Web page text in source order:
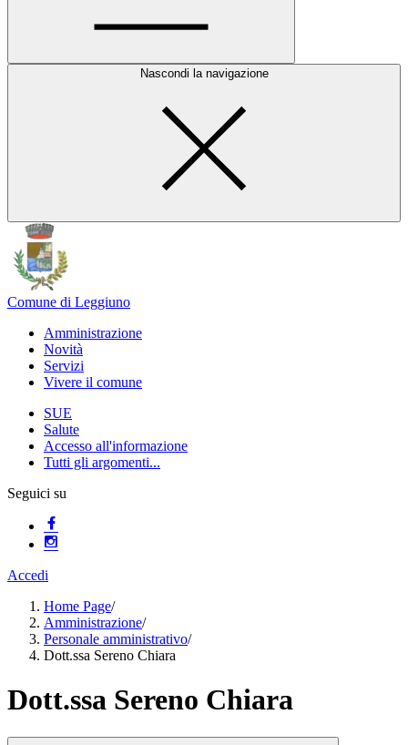
Nascondi la navigazione
Comune di Leggiuno
Amministrazione
Novità
Servizi
Vivere il comune
SUE
Salute
Accesso all'informazione
Tutti gli argomenti...
Seguici su
Accedi
Home Page/
Amministrazione/
Personale amministrativo/
Dott.ssa Sereno Chiara
Dott.ssa Sereno Chiara